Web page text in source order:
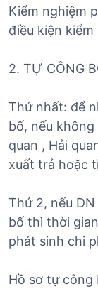
Kiểm nghiệm
điều kiện
2. TỰ CÔNG
Thứ nhất: để
bố, nếu
quan , Hải
xuất trả hoặc
Thứ 2, nếu
bố thì thời
phát sinh chi
Hồ sơ tự công